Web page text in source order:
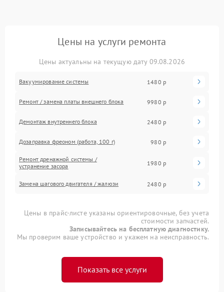
Цены на услуги ремонта
Цены актуальны на текущую дату 09.08.2026
Вакуумирование системы 1480 р
Ремонт / замена платы внешнего блока 9980 р
Демонтаж внутреннего блока 2480 р
Дозаправка фреоном (работа, 100 г) 980 р
Ремонт дренажной системы /
устранение засора
1980 р
Замена шагового двигателя / жалюзи 2480 р
Цены в прайс-листе указаны ориентировочные, без учета
стоимости запчастей.
Записывайтесь на бесплатную диагностику.
Мы проверим ваше устройство и укажем на неисправность.
Показать все услуги